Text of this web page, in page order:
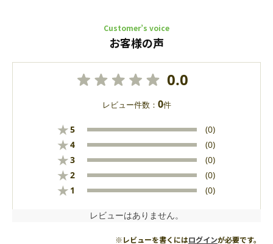
Customer’s voice
お客様の声
0.0
レビュー件数： 0件
★5 (0)
★4 (0)
★3 (0)
★2 (0)
★ 1 (0)
レビューはありません。
※レビューを書くにはログインが必要です。